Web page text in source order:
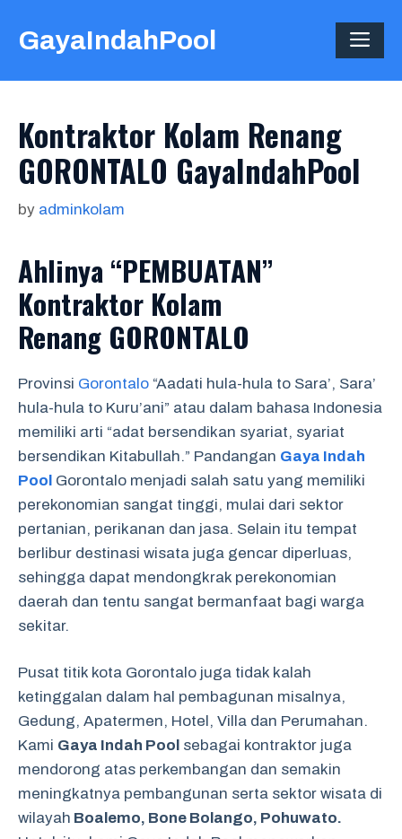
GayaIndahPool
Kontraktor Kolam Renang
GORONTALO GayaIndahPool
by adminkolam
Ahlinya “PEMBUATAN”
Kontraktor Kolam
Renang GORONTALO
Provinsi Gorontalo “Aadati hula-hula to Sara’, Sara’
hula-hula to Kuru’ani” atau dalam bahasa Indonesia
memiliki arti “adat bersendikan syariat, syariat
bersendikan Kitabullah.” Pandangan Gaya Indah
Pool Gorontalo menjadi salah satu yang memiliki
perekonomian sangat tinggi, mulai dari sektor
pertanian, perikanan dan jasa. Selain itu tempat
berlibur destinasi wisata juga gencar diperluas,
sehingga dapat mendongkrak perekonomian
daerah dan tentu sangat bermanfaat bagi warga
sekitar.
Pusat titik kota Gorontalo juga tidak kalah
ketinggalan dalam hal pembagunan misalnya,
Gedung, Apatermen, Hotel, Villa dan Perumahan.
Kami Gaya Indah Pool sebagai kontraktor juga
mendorong atas perkembangan dan semakin
meningkatnya pembangunan serta sektor wisata di
wilayah Boalemo, Bone Bolango, Pohuwato.